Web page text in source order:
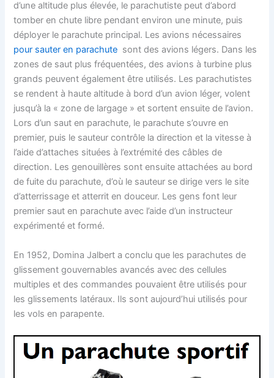
d’une altitude plus élevée, le parachutiste peut d’abord
tomber en chute libre pendant environ une minute, puis
déployer le parachute principal. Les avions nécessaires
pour sauter en parachute sont des avions légers. Dans les
zones de saut plus fréquentées, des avions à turbine plus
grands peuvent également être utilisés. Les parachutistes
se rendent à haute altitude à bord d’un avion léger, volent
jusqu’à la « zone de largage » et sortent ensuite de l’avion.
Lors d’un saut en parachute, le parachute s’ouvre en
premier, puis le sauteur contrôle la direction et la vitesse à
l’aide d’attaches situées à l’extrémité des câbles de
direction. Les genouillères sont ensuite attachées au bord
de fuite du parachute, d’où le sauteur se dirige vers le site
d’atterrissage et atterrit en douceur. Les gens font leur
premier saut en parachute avec l’aide d’un instructeur
expérimenté et formé.
En 1952, Domina Jalbert a conclu que les parachutes de
glissement gouvernables avancés avec des cellules
multiples et des commandes pouvaient être utilisés pour
les glissements latéraux. Ils sont aujourd’hui utilisés pour
les vols en parapente.